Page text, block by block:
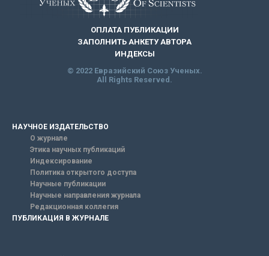
ОПЛАТА ПУБЛИКАЦИИ
ЗАПОЛНИТЬ АНКЕТУ АВТОРА
ИНДЕКСЫ
© 2022 Евразийский Союз Ученых.
All Rights Reserved.
НАУЧНОЕ ИЗДАТЕЛЬСТВО
О журнале
Этика научных публикаций
Индексирование
Политика открытого доступа
Научные публикации
Научные направления журнала
Редакционная коллегия
ПУБЛИКАЦИЯ В ЖУРНАЛЕ